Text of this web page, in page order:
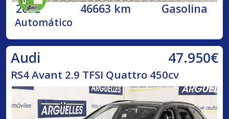
2022 46663 km Gasolina
Automático
Audi 47.950€
RS4 Avant 2.9 TFSI Quattro 450cv